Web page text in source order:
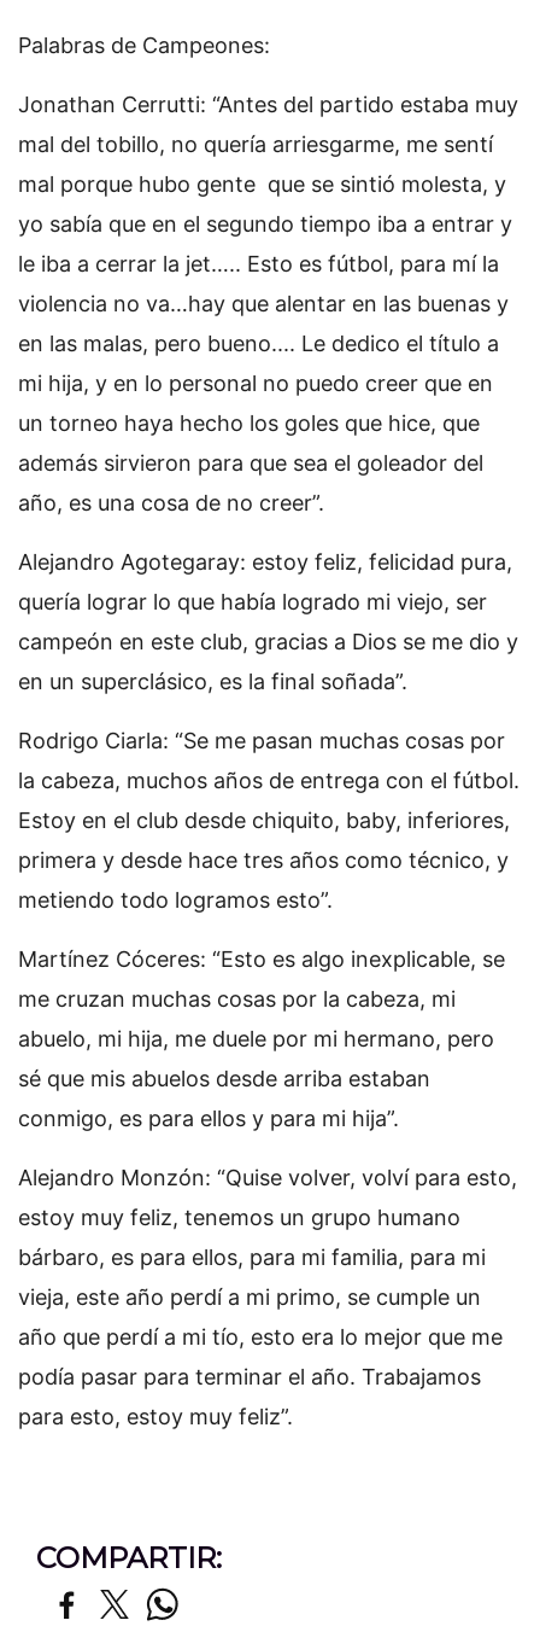
Palabras de Campeones:
Jonathan Cerrutti: “Antes del partido estaba muy
mal del tobillo, no quería arriesgarme, me sentí
mal porque hubo gente que se sintió molesta, y
yo sabía que en el segundo tiempo iba a entrar y
le iba a cerrar la jet….. Esto es fútbol, para mí la
violencia no va…hay que alentar en las buenas y
en las malas, pero bueno.... Le dedico el título a
mi hija, y en lo personal no puedo creer que en
un torneo haya hecho los goles que hice, que
además sirvieron para que sea el goleador del
año, es una cosa de no creer”.
Alejandro Agotegaray: estoy feliz, felicidad pura,
quería lograr lo que había logrado mi viejo, ser
campeón en este club, gracias a Dios se me dio y
en un superclásico, es la final soñada”.
Rodrigo Ciarla: “Se me pasan muchas cosas por
la cabeza, muchos años de entrega con el fútbol.
Estoy en el club desde chiquito, baby, inferiores,
primera y desde hace tres años como técnico, y
metiendo todo logramos esto”.
Martínez Cóceres: “Esto es algo inexplicable, se
me cruzan muchas cosas por la cabeza, mi
abuelo, mi hija, me duele por mi hermano, pero
sé que mis abuelos desde arriba estaban
conmigo, es para ellos y para mi hija”.
Alejandro Monzón: “Quise volver, volví para esto,
estoy muy feliz, tenemos un grupo humano
bárbaro, es para ellos, para mi familia, para mi
vieja, este año perdí a mi primo, se cumple un
año que perdí a mi tío, esto era lo mejor que me
podía pasar para terminar el año. Trabajamos
para esto, estoy muy feliz”.
COMPARTIR: